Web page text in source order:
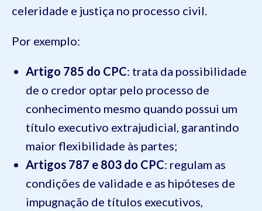
celeridade e justiça no processo civil.
Por exemplo:
Artigo 785 do CPC: trata da possibilidade
de o credor optar pelo processo de
conhecimento mesmo quando possui um
título executivo extrajudicial, garantindo
maior flexibilidade às partes;
Artigos 787 e 803 do CPC: regulam as
condições de validade e as hipóteses de
impugnação de títulos executivos,